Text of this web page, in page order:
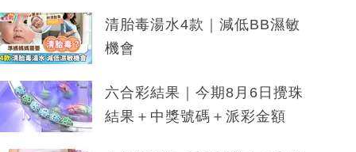
清胎毒湯水4款｜減低BB濕敏
機會
六合彩結果｜今期8月6日攪珠
結果＋中獎號碼＋派彩金額